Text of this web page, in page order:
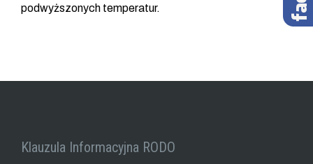
podwyższonych temperatur.
Klauzula Informacyjna RODO